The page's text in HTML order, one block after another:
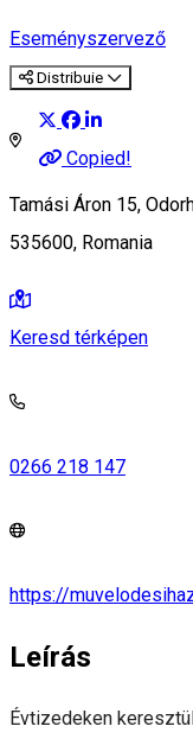
Eseményszervező
Distribuie
Copied!
Tamási Áron 15,
535600, Romania
Keresd térképen
0266 218 147
https://
Leírás
Évtizedeken